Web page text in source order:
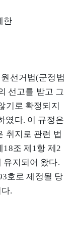
한
선거법(군정법
선고를 받고 그
기로 확정되지
였다. 이 규정은
취지로 관련 법
18조 제1항 제2
유지되어 왔다.
호로 제정될 당
.